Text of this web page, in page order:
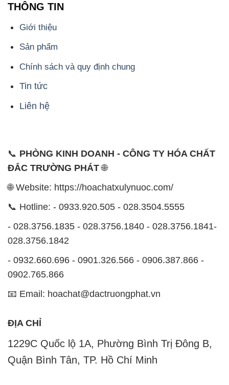
THÔNG TIN
Giới thiệu
Sản phẩm
Chính sách và quy định chung
Tin tức
Liên hệ
📞 PHÒNG KINH DOANH - CÔNG TY HÓA CHẤT
ĐẮC TRƯỜNG PHÁT🌐
🌐 Website: https://hoachatxulynuoc.com/
📞 Hotline: - 0933.920.505 - 028.3504.5555
- 028.3756.1835 - 028.3756.1840 - 028.3756.1841-
028.3756.1842
- 0932.660.696 - 0901.326.566 - 0906.387.866 -
0902.765.866
📧 Email: hoachat@dactruongphat.vn
ĐỊA CHỈ
1229C Quốc lộ 1A, Phường Bình Trị Đông B,
Quận Bình Tân, TP. Hồ Chí Minh